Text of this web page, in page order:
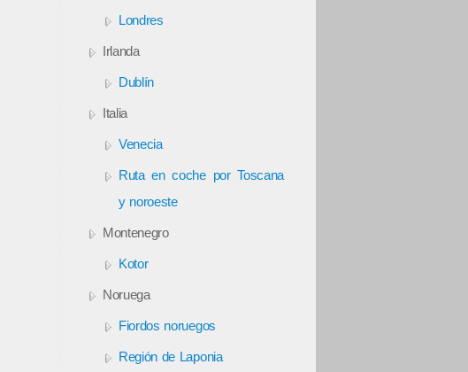
Londres
Irlanda
Dublín
Italia
Venecia
Ruta en coche por Toscana
y noroeste
Montenegro
Kotor
Noruega
Fiordos noruegos
Región de Laponia